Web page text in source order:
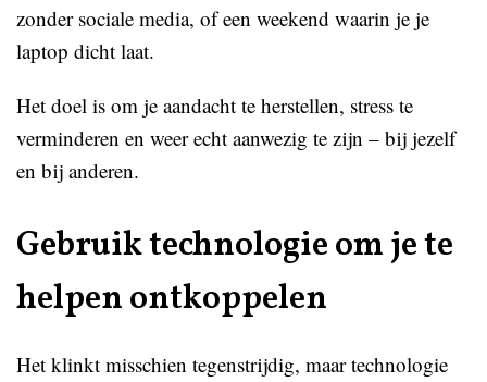
zonder sociale media, of een weekend waarin je je
laptop dicht laat.
Het doel is om je aandacht te herstellen, stress te
verminderen en weer echt aanwezig te zijn – bij jezelf
en bij anderen.
Gebruik technologie om je te
helpen ontkoppelen
Het klinkt misschien tegenstrijdig, maar technologie